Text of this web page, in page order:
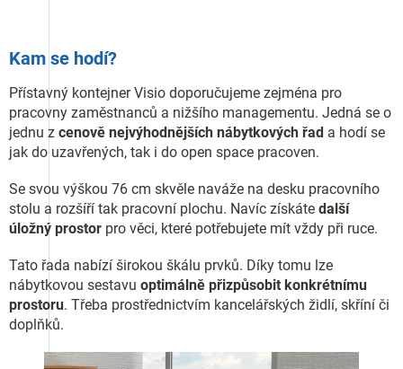
Kam se hodí?
Přístavný kontejner Visio doporučujeme zejména pro
pracovny zaměstnanců a nižšího managementu. Jedná se o
jednu z cenově nejvýhodnějších nábytkových řad a hodí se
jak do uzavřených, tak i do open space pracoven.
Se svou výškou 76 cm skvěle naváže na desku pracovního
stolu a rozšíří tak pracovní plochu. Navíc získáte další
úložný prostor pro věci, které potřebujete mít vždy při ruce.
Tato řada nabízí širokou škálu prvků. Díky tomu lze
nábytkovou sestavu optimálně přizpůsobit konkrétnímu
prostoru. Třeba prostřednictvím kancelářských židlí, skříní či
doplňků.